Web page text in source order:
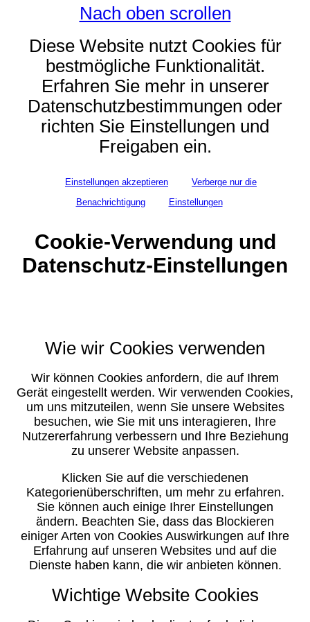
Nach oben scrollen
Diese Website nutzt Cookies für
bestmögliche Funktionalität.
Erfahren Sie mehr in unserer
Datenschutzbestimmungen oder
richten Sie Einstellungen und
Freigaben ein.
Einstellungen akzeptieren
Verberge nur die
Benachrichtigung
Einstellungen
Cookie-Verwendung und
Datenschutz-Einstellungen
Wie wir Cookies verwenden
Wir können Cookies anfordern, die auf Ihrem
Gerät eingestellt werden. Wir verwenden Cookies,
um uns mitzuteilen, wenn Sie unsere Websites
besuchen, wie Sie mit uns interagieren, Ihre
Nutzererfahrung verbessern und Ihre Beziehung
zu unserer Website anpassen.
Klicken Sie auf die verschiedenen
Kategorienüberschriften, um mehr zu erfahren.
Sie können auch einige Ihrer Einstellungen
ändern. Beachten Sie, dass das Blockieren
einiger Arten von Cookies Auswirkungen auf Ihre
Erfahrung auf unseren Websites und auf die
Dienste haben kann, die wir anbieten können.
Wichtige Website Cookies